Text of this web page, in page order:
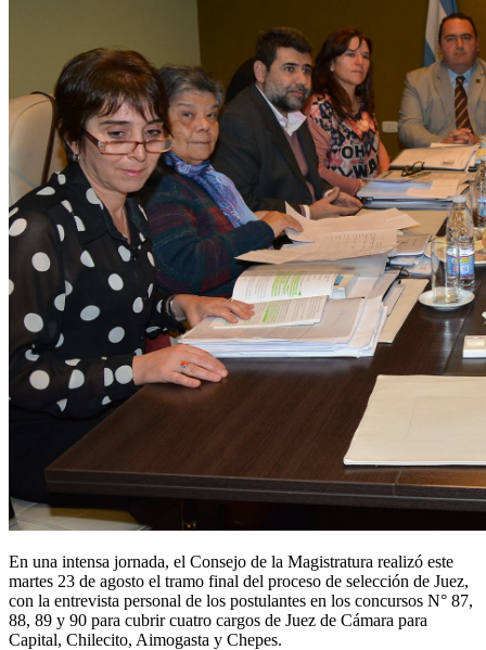
En una intensa jornada, el Consejo de la Magistratura realizó este
martes 23 de agosto el tramo final del proceso de selección de Juez,
con la entrevista personal de los postulantes en los concursos N° 87,
88, 89 y 90 para cubrir cuatro cargos de Juez de Cámara para
Capital, Chilecito, Aimogasta y Chepes.